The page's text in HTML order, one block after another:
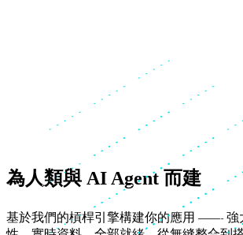
為人類與 AI Agent 而建
基於我們的槓桿引擎構建你的應用 —— 強